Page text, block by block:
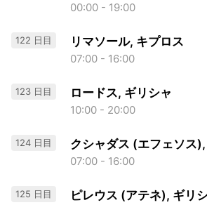
00:00 - 19:00
122 日目 リマソール, キプロス
07:00 - 16:00
123 日目 ロードス, ギリシャ
10:00 - 20:00
124 日目 クシャダス (エフェソス),
07:00 - 16:00
125 日目 ピレウス (アテネ), ギリ